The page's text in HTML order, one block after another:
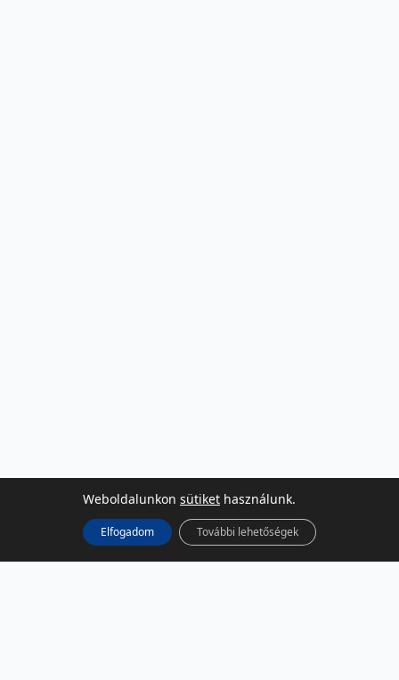
Weboldalunkon sütiket használunk.
Elfogadom További lehetőségek